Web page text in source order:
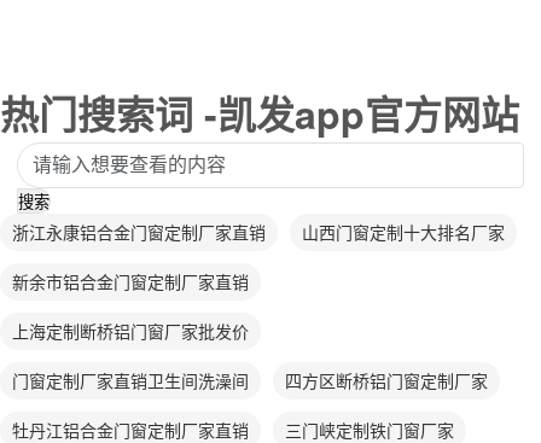
热门搜索词 -凯发app官方网站
搜索
浙江永康铝合金门窗定制厂家直销 山西门窗定制十大排名厂家
新余市铝合金门窗定制厂家直销
上海定制断桥铝门窗厂家批发价
门窗定制厂家直销卫生间洗澡间 四方区断桥铝门窗定制厂家
牡丹江铝合金门窗定制厂家直销 三门峡定制铁门窗厂家